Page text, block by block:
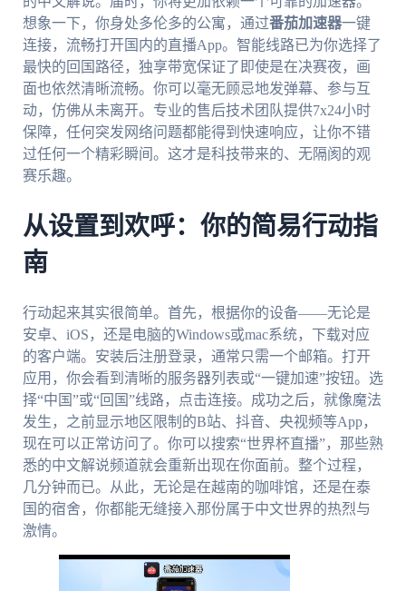
想象一下，你身处多伦多的公寓，通过番茄加速器一键
连接，流畅打开国内的直播App。智能线路已为你选择了
最快的回国路径，独享带宽保证了即使是在决赛夜，画
面也依然清晰流畅。你可以毫无顾忌地发弹幕、参与互
动，仿佛从未离开。专业的售后技术团队提供7x24小时
保障，任何突发网络问题都能得到快速响应，让你不错
过任何一个精彩瞬间。这才是科技带来的、无隔阂的观
赛乐趣。
从设置到欢呼：你的简易行动指
南
行动起来其实很简单。首先，根据你的设备——无论是
安卓、iOS，还是电脑的Windows或mac系统，下载对应
的客户端。安装后注册登录，通常只需一个邮箱。打开
应用，你会看到清晰的服务器列表或“一键加速”按钮。选
择“中国”或“回国”线路，点击连接。成功之后，就像魔法
发生，之前显示地区限制的B站、抖音、央视频等App，
现在可以正常访问了。你可以搜索“世界杯直播”，那些熟
悉的中文解说频道就会重新出现在你面前。整个过程，
几分钟而已。从此，无论是在越南的咖啡馆，还是在泰
国的宿舍，你都能无缝接入那份属于中文世界的热烈与
激情。